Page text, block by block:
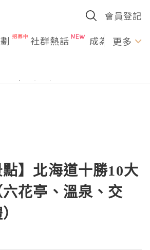
會員登記
社群熱話 成為U更多
點】北海道十勝10大
花亭、溫泉、交